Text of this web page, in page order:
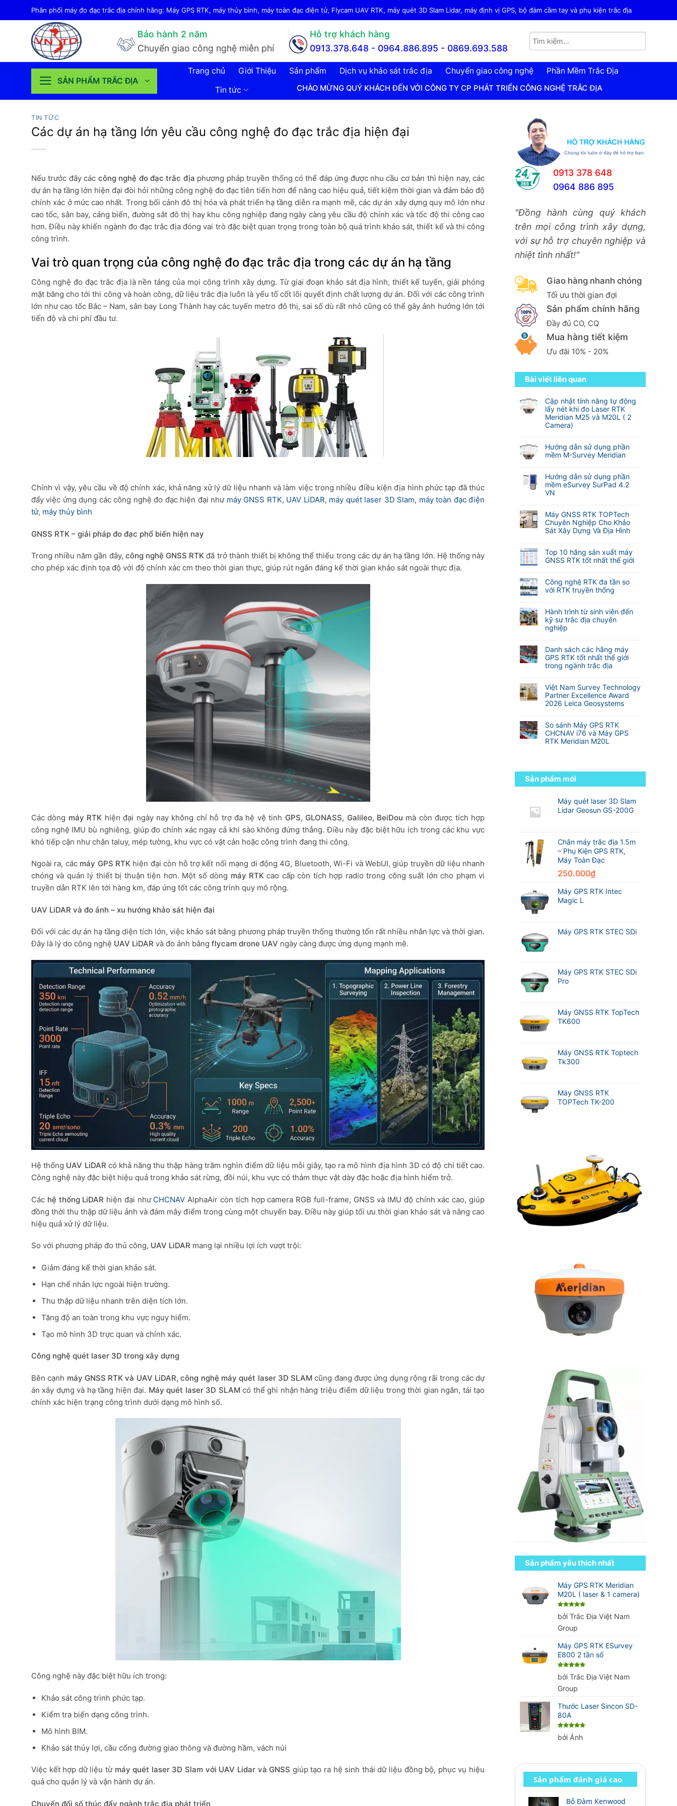
qua
Phân phối máy đo đạc trắc địa chính hãng: Máy GPS RTK, máy thủy bình, máy toàn đạc điện tử, Flycam UAV RTK, máy quét 3D Slam Lidar, máy định vị GPS, bộ đàm cầm tay và phụ kiện trắc địa
Bảo hành 2 năm
Chuyển giao công nghệ miễn phí
Hỗ trợ khách hàng
0913.378.648 - 0964.886.895 - 0869.693.588
SẢN PHẨM TRẮC ĐỊA
Trang chủ Giới Thiệu Sản phẩm Dịch vụ khảo sát trắc địa Chuyển giao công nghệ
Phần Mềm Trắc Địa
Tin tức
CHÀO MỪNG QUÝ KHÁCH ĐẾN VỚI CÔNG TY CP PHÁT TRIỂN CÔNG NGHỆ TRẮC ĐỊA VIỆT NAM
TIN TỨC
Các dự án hạ tầng lớn yêu cầu công nghệ đo đạc trắc địa hiện đại
Nếu trước đây các công nghệ đo đạc trắc địa phương pháp truyền thống có thể đáp ứng được nhu cầu cơ bản thì hiện nay, các
dự án hạ tầng lớn hiện đại đòi hỏi những công nghệ đo đạc tiên tiến hơn để nâng cao hiệu quả, tiết kiệm thời gian và đảm bảo độ
chính xác ở mức cao nhất. Trong bối cảnh đô thị hóa và phát triển hạ tầng diễn ra mạnh mẽ, các dự án xây dựng quy mô lớn như
cao tốc, sân bay, cảng biển, đường sắt đô thị hay khu công nghiệp đang ngày càng yêu cầu độ chính xác và tốc độ thi công cao
hơn. Điều này khiến ngành đo đạc trắc địa đóng vai trò đặc biệt quan trọng trong toàn bộ quá trình khảo sát, thiết kế và thi công
công trình.
Vai trò quan trọng của công nghệ đo đạc trắc địa trong các dự án hạ tầng
Công nghệ đo đạc trắc địa là nền tảng của mọi công trình xây dựng. Từ giai đoạn khảo sát địa hình, thiết kế tuyến, giải phóng
mặt bằng cho tới thi công và hoàn công, dữ liệu trắc địa luôn là yếu tố cốt lõi quyết định chất lượng dự án. Đối với các công trình
lớn như cao tốc Bắc – Nam, sân bay Long Thành hay các tuyến metro đô thị, sai số dù rất nhỏ cũng có thể gây ảnh hưởng lớn tới
tiến độ và chi phí đầu tư.
Chính vì vậy, yêu cầu về độ chính xác, khả năng xử lý dữ liệu nhanh và làm việc trong nhiều điều kiện địa hình phức tạp đã thúc
đẩy việc ứng dụng các công nghệ đo đạc hiện đại như máy GNSS RTK, UAV LiDAR, máy quét laser 3D Slam, máy toàn đạc điện
tử, máy thủy bình
GNSS RTK – giải pháp đo đạc phổ biến hiện nay
Trong nhiều năm gần đây, công nghệ GNSS RTK đã trở thành thiết bị không thể thiếu trong các dự án hạ tầng lớn. Hệ thống này
cho phép xác định tọa độ với độ chính xác cm theo thời gian thực, giúp rút ngắn đáng kể thời gian khảo sát ngoài thực địa.
Các dòng máy RTK hiện đại ngày nay không chỉ hỗ trợ đa hệ vệ tinh GPS, GLONASS, Galileo, BeiDou mà còn được tích hợp
công nghệ IMU bù nghiêng, giúp đo chính xác ngay cả khi sào không đứng thẳng. Điều này đặc biệt hữu ích trong các khu vực
khó tiếp cận như chân taluy, mép tường, khu vực có vật cản hoặc công trình đang thi công.
Ngoài ra, các máy GPS RTK hiện đại còn hỗ trợ kết nối mạng di động 4G, Bluetooth, Wi-Fi và WebUI, giúp truyền dữ liệu nhanh
chóng và quản lý thiết bị thuận tiện hơn. Một số dòng máy RTK cao cấp còn tích hợp radio trong công suất lớn cho phạm vi
truyền dẫn RTK lên tới hàng km, đáp ứng tốt các công trình quy mô rộng.
UAV LiDAR và đo ảnh – xu hướng khảo sát hiện đại
Đối với các dự án hạ tầng diện tích lớn, việc khảo sát bằng phương pháp truyền thống thường tốn rất nhiều nhân lực và thời gian.
Đây là lý do công nghệ UAV LiDAR và đo ảnh bằng flycam drone UAV ngày càng được ứng dụng mạnh mẽ.
Hệ thống UAV LiDAR có khả năng thu thập hàng trăm nghìn điểm dữ liệu mỗi giây, tạo ra mô hình địa hình 3D có độ chi tiết cao.
Công nghệ này đặc biệt hiệu quả trong khảo sát rừng, đồi núi, khu vực có thảm thực vật dày đặc hoặc địa hình hiểm trở.
Các hệ thống LiDAR hiện đại như CHCNAV AlphaAir còn tích hợp camera RGB full-frame, GNSS và IMU độ chính xác cao, giúp
đồng thời thu thập dữ liệu ảnh và đám mây điểm trong cùng một chuyến bay. Điều này giúp tối ưu thời gian khảo sát và nâng cao
hiệu quả xử lý dữ liệu.
So với phương pháp đo thủ công, UAV LiDAR mang lại nhiều lợi ích vượt trội:
Giảm đáng kể thời gian khảo sát.
Hạn chế nhân lực ngoài hiện trường.
Thu thập dữ liệu nhanh trên diện tích lớn.
Tăng độ an toàn trong khu vực nguy hiểm.
Tạo mô hình 3D trực quan và chính xác.
Công nghệ quét laser 3D trong xây dựng
Bên cạnh máy GNSS RTK và UAV LiDAR, công nghệ máy quét laser 3D SLAM cũng đang được ứng dụng rộng rãi trong các dự
án xây dựng và hạ tầng hiện đại. Máy quét laser 3D SLAMcó thể ghi nhận hàng triệu điểm dữ liệu trong thời gian ngắn, tái tạo
chính xác hiện trạng công trình dưới dạng mô hình số.
Công nghệ này đặc biệt hữu ích trong:
Khảo sát công trình phức tạp.
Kiểm tra biến dạng công trình.
Mô hình BIM.
Khảo sát thủy lợi, cầu cống đường giao thông và đường hầm, vách núi
Việc kết hợp dữ liệu từ máy quét laser 3D Slam với UAV Lidar và GNSS giúp tạo ra hệ sinh thái dữ liệu đồng bộ, phục vụ hiệu
quả cho quản lý và vận hành dự án.
Chuyển đổi số thúc đẩy ngành trắc địa phát triển
0913 378 648
0964 886 895
"Đồng hành cùng quý khách
trên mọi công trình xây dựng,
với sự hỗ trợ chuyên nghiệp và
nhiệt tình nhất!"
Giao hàng nhanh chóng
Tối ưu thời gian đợi
Sản phẩm chính hãng
Đầy đủ CO, CQ
Mua hàng tiết kiệm
Ưu đãi 10% - 20%
Bài viết liên quan
Cập nhật tính năng tự động
lấy nét khi đo Laser RTK
Meridian M25 và M20L ( 2
Camera)
có
bình
luận
Cập
nhật
tính
động
lấy
nét
đo
Laser
RTK
M25
và
2
Camera)
Hướng dẫn sử dụng phần
mềm M-Survey Meridian
có
bình
luận
ở
dẫn
sử
dụng
M-
Survey
Hướng dẫn sử dụng phần
mềm eSurvey SurPad 4.2
VN
có
bình
luận
ở
dẫn
sử
mềm
eSurvey
4.2
VN
Máy GNSS RTK TOPTech
Chuyên Nghiệp Cho Khảo
Sát Xây Dựng Và Địa Hình
có
bình
luận
Máy
GNSS
Chuyên
Nghiệp
Cho
Sát
Xây
Dựng
Và
Hình
Top 10 hãng sản xuất máy
GNSS RTK tốt nhất thế giới
có
bình
luận
Top
10
hãng
sản
máy
GNSS
RTK
nhất
thế
giới
Công nghệ RTK đa tần so
với RTK truyền thống
có
bình
luận
ở
nghệ
RTK
đa
với
RTK
truyền
Hành trình từ sinh viên đến
kỹ sư trắc địa chuyên
nghiệp
có
bình
luận
ở
trình
từ
sinh
kỹ
sư
trắc
Danh sách các hãng máy
GPS RTK tốt nhất thế giới
trong ngành trắc địa
có
bình
luận
ở
sách
các
hãng
tốt
nhất
thế
trong
ngành
Việt Nam Survey Technology
Partner Excellence Award
2026 Leica Geosystems
có
bình
luận
ở
Survey
Technology
Partner
Award
2026
So sánh Máy GPS RTK
CHCNAV i76 và Máy GPS
RTK Meridian M20L
luận
ở
sánh
M20L
Sản phẩm mới
Máy quét laser 3D Slam
Lidar Geosun GS-200G
Chân máy trắc địa 1.5m
– Phụ Kiện GPS RTK,
Máy Toàn Đạc
250.000₫
Máy GPS RTK Intec
Magic L
Máy GPS RTK STEC SDi
Máy GPS RTK STEC SDi
Pro
Máy GNSS RTK TopTech
TK600
Máy GNSS RTK Toptech
Tk300
Máy GNSS RTK
TOPTech TK-200
Sản phẩm yêu thích nhất
Máy GPS RTK Meridian
M20L ( laser & 1 camera)
Được xếp
hạng55
bởi Trắc Địa Việt Nam
Group
Máy GPS RTK ESurvey
E800 2 tần số
Được xếp
hạng55
bởi Trắc Địa Việt Nam
Group
Thước Laser Sincon SD-
80A
Được xếp
hạng55
bởi Ánh
Sản phẩm đánh giá cao
Bộ Đàm Kenwood